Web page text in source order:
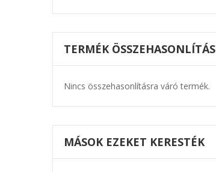
TERMÉK ÖSSZEHASONLÍTÁS
Nincs összehasonlításra váró termék.
MÁSOK EZEKET KERESTÉK